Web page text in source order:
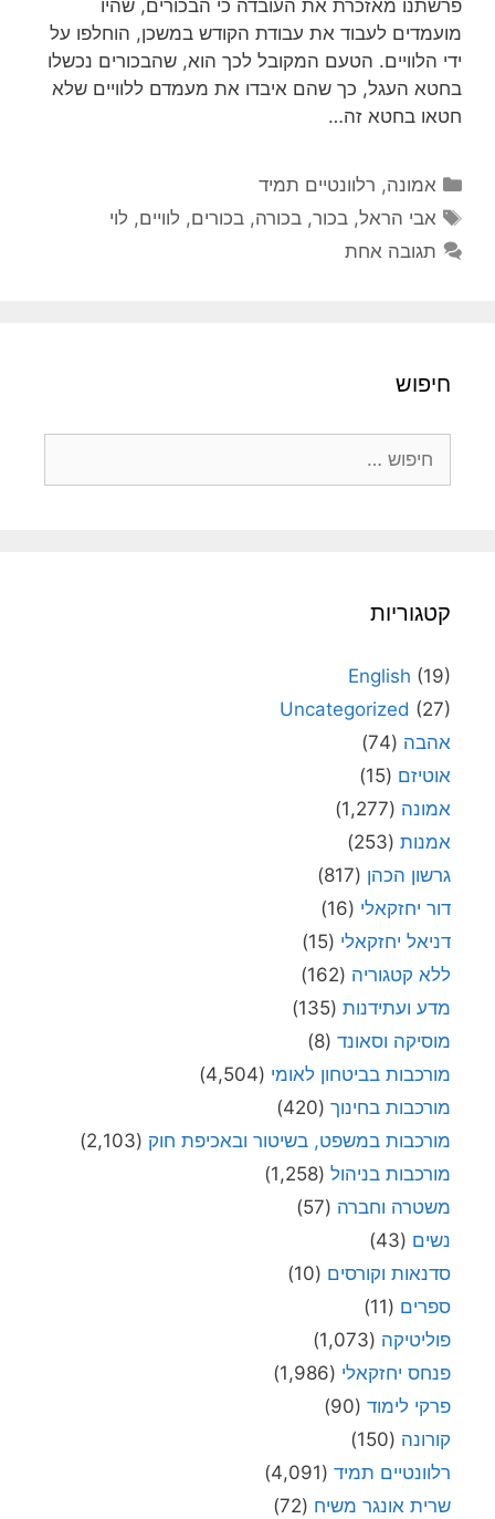
פרשתנו מאזכרת את העובדה כי הבכורים, שהיו
מועמדים לעבוד את עבודת הקודש במשכן, הוחלפו על
ידי הלוויים. הטעם המקובל לכך הוא, שהבכורים נכשלו
בחטא העגל, כך שהם איבדו את מעמדם ללוויים שלא
חטאו בחטא זה…
קטגוריות
אמונה, רלוונטיים תמיד
תגיות
אבי הראל,בכור,בכורה,בכורים, לוויים, לוי
תגובה אחת
חיפוש
קטגוריות
English (19)
Uncategorized (27)
אהבה (74)
אוטיזם (15)
אמונה (1,277)
אמנות (253)
גרשון הכהן (817)
דור יחזקאלי (16)
דניאל יחזקאלי (15)
ללא קטגוריה (162)
מדע ועתידנות (135)
מוסיקה וסאונד (8)
מורכבות בביטחון לאומי (4,504)
מורכבות בחינוך (420)
מורכבות במשפט, בשיטור ובאכיפת חוק (2,103)
מורכבות בניהול (1,258)
משטרה וחברה (57)
נשים (43)
סדנאות וקורסים (10)
ספרים (11)
פוליטיקה (1,073)
פנחס יחזקאלי (1,986)
פרקי לימוד (90)
קורונה (150)
רלוונטיים תמיד (4,091)
שרית אונגר משיח (72)